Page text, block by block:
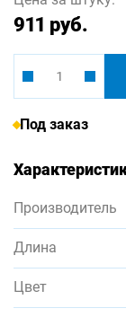
911 руб.
Под заказ
Производитель
Длина
Цвет